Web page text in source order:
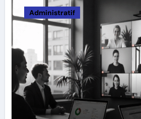
Administratif